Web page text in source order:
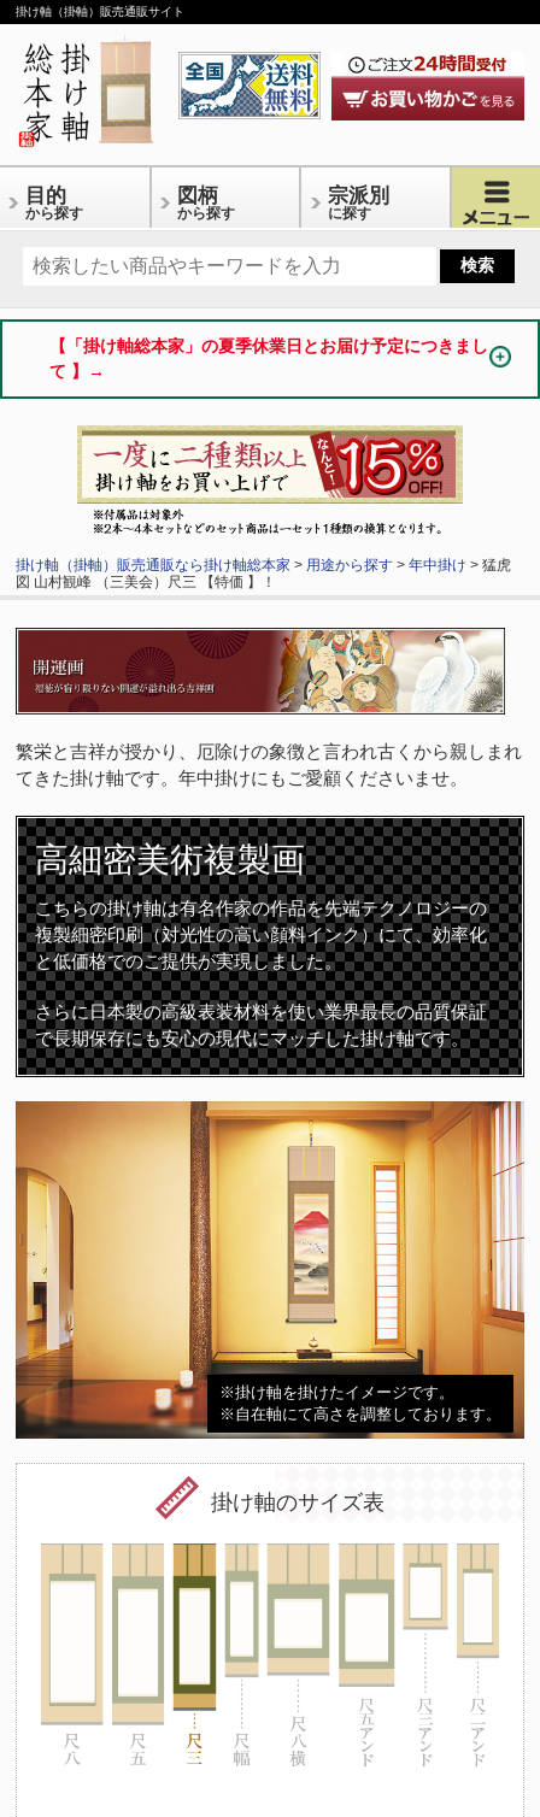
掛け軸（掛軸）販売通販サイト
目的
から探す
図柄
から探す
宗派別
に探す
【「掛け軸総本家」の夏季休業日とお届け予定につきまし
て 】→
掛け軸（掛軸）販売通販なら掛け軸総本家 > 用途から探す >年中掛け > 猛虎
図 山村観峰 （三美会）尺三 【特価 】！
繁栄と吉祥が授かり、厄除けの象徴と言われ古くから親しまれ
てきた掛け軸です。年中掛けにもご愛顧くださいませ。
高細密美術複製画
こちらの掛け軸は有名作家の作品を先端テクノロジーの
複製細密印刷（対光性の高い顔料インク）にて、効率化
と低価格でのご提供が実現しました。
さらに日本製の高級表装材料を使い業界最長の品質保証
で長期保存にも安心の現代にマッチした掛け軸です。
※掛け軸を掛けたイメージです。
※自在軸にて高さを調整しております。
掛け軸のサイズ表